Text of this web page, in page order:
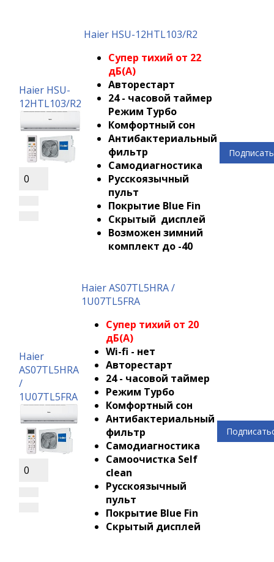
Haier HSU-
12HTL103/R2
0
Haier HSU-12HTL103/R2
Супер тихий от 22
дБ(А)
Авторестарт
24 - часовой таймер
Режим Турбо
Комфортный сон
Антибактериальный
фильтр
Самодиагностика
Русскоязычный
пульт
Покрытие Blue Fin
Скрытый дисплей
Возможен зимний
комплект до -40
Haier
AS07TL5HRA
/
1U07TL5FRA
0
Haier AS07TL5HRA /
1U07TL5FRA
Супер тихий от 20
дБ(А)
Wi-fi - нет
Авторестарт
24 - часовой таймер
Режим Турбо
Комфортный сон
Антибактериальный
фильтр
Самодиагностика
Самоочистка Self
clean
Русскоязычный
пульт
Покрытие Blue Fin
Скрытый дисплей